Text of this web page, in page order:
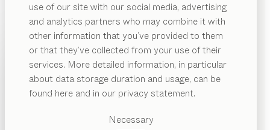
use of our site with our social media, advertising
and analytics partners who may combine it with
other information that you’ve provided to them
or that they’ve collected from your use of their
services. More detailed information, in particular
about data storage duration and usage, can be
found here and in our privacy statement.
Necessary
Vorgeschlagene
Kategorien
PRODUKTE
INSPIRATION
ÜBER UNS
Skulptur oder Tisch? Unser stern Couchtisch ist
beides. Seine geometrische Formgebung, geschaffen in
handwerklicher Präzision, schenkt ihm einen
unverwechselbaren Charakter, der jedem Raum eine
kunstvolle Note verleiht.
KONFIGURIEREN